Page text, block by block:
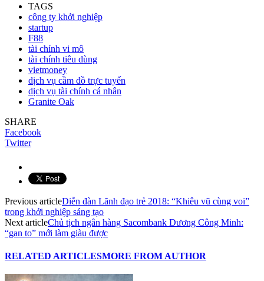
TAGS
công ty khởi nghiệp
startup
F88
tài chính vi mô
tài chính tiêu dùng
vietmoney
dịch vụ cầm đồ trực tuyến
dịch vụ tài chính cá nhân
Granite Oak
SHARE
Facebook
Twitter
Previous articleDiễn đàn Lãnh đạo trẻ 2018: “Khiêu vũ cùng voi”
trong khởi nghiệp sáng tạo
Next articleChủ tịch ngân hàng Sacombank Dương Công Minh:
“gan to” mới làm giàu được
RELATED ARTICLESMORE FROM AUTHOR